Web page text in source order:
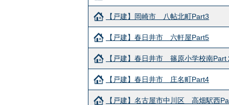
【戸建】岡崎市 八帖北町Part3
【戸建】春日井市 六軒屋Part5
【戸建】春日井市 篠原小学校南Part
【戸建】春日井市 庄名町Part4
【戸建】名古屋市中川区 高畑駅西